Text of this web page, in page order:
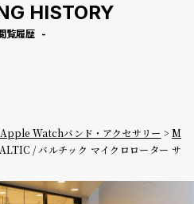
HISTORY
覧履歴
Watchバンド・アクセサリー
M
/ バルチック マイクロローター サ